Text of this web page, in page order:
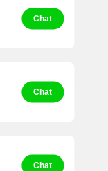
Chat
Chat
Chat